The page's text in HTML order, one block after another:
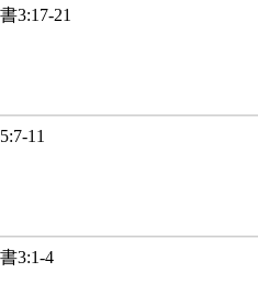
3:17-21
11
3:1-4